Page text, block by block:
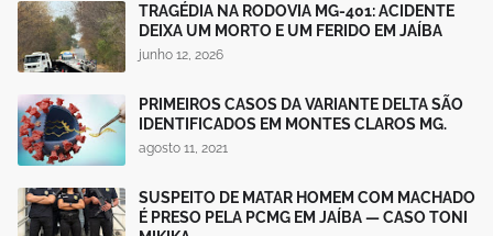
TRAGÉDIA NA RODOVIA MG-401: ACIDENTE
DEIXA UM MORTO E UM FERIDO EM JAÍBA
junho 12, 2026
PRIMEIROS CASOS DA VARIANTE DELTA SÃO
IDENTIFICADOS EM MONTES CLAROS MG.
agosto 11, 2021
SUSPEITO DE MATAR HOMEM COM MACHADO
É PRESO PELA PCMG EM JAÍBA — CASO TONI